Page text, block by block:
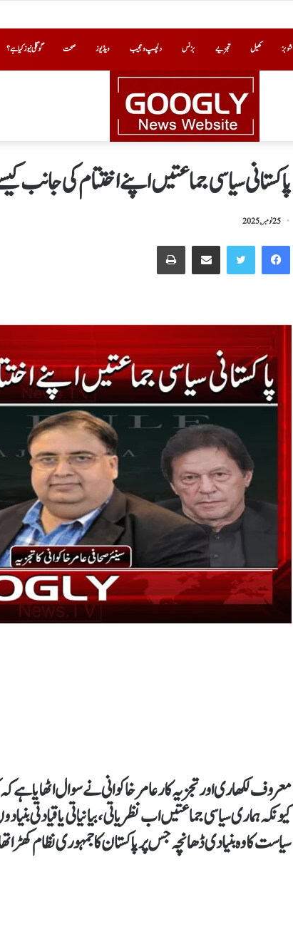
شوبز کھیل تجزیے بزنس دلچسپ و عجیب ویڈیوز صحت گوگلی نیوز کیا ہے؟
پاکستانی سیاسی جماعتیں اپنے اختتام کی جانب
25 نومبر, 2025
معروف لکھاری اور تجزیہ کار عامر خاکوانی نے سوال اٹھایا
کیونکہ ہماری سیاسی جماعتیں اب نظریاتی، بیانیاتی یا
سیاست کا وہ بنیادی ڈھانچہ جس پر پاکستان کا جمہوری نظام